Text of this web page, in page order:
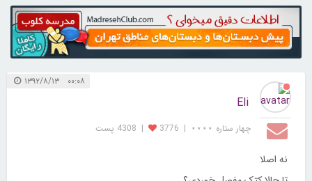
۰۰:۰۸ ۱۳۹۲/۸/۱۳
Eli
چهار ستاره ⋆⋆⋆⋆ |
3776
| 4308 پست
نه اصلا